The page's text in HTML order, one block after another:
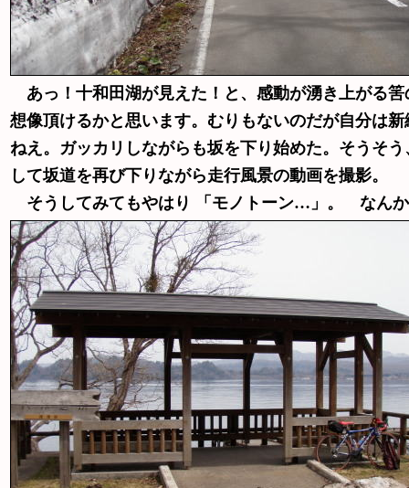
あっ！十和田湖が見えた！と、感動が湧き上がる
想像頂けるかと思います。むりもないのだが自分は
ねえ。ガッカリしながらも坂を下り始めた。そうそ
して坂道を再び下りながら走行風景の動画を撮影。
そうしてみてもやはり 「モノトーン…」。 なんか